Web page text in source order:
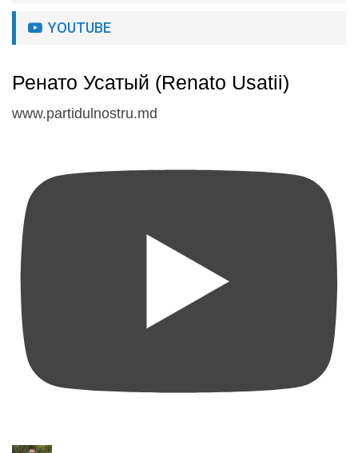
YOUTUBE
Ренато Усатый (Renato Usatii)
www.partidulnostru.md